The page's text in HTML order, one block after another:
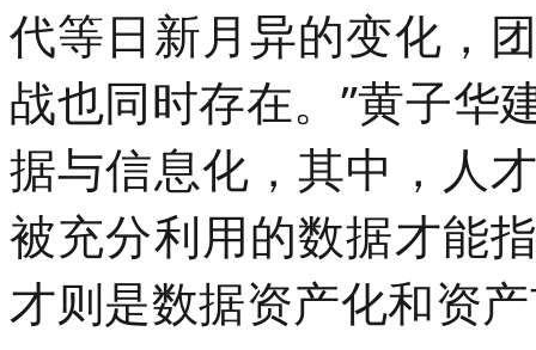
代等日新月异的变化，
战也同时存在。”黄子华
据与信息化，其中，人
被充分利用的数据才能
才则是数据资产化和资